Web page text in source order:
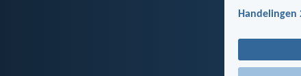
Handelingen